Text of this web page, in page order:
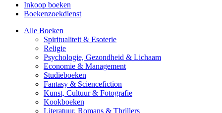
Inkoop boeken
Boekenzoekdienst
Alle Boeken
Spiritualiteit & Esoterie
Religie
Psychologie, Gezondheid & Lichaam
Economie & Management
Studieboeken
Fantasy & Sciencefiction
Kunst, Cultuur & Fotografie
Kookboeken
Literatuur, Romans & Thrillers